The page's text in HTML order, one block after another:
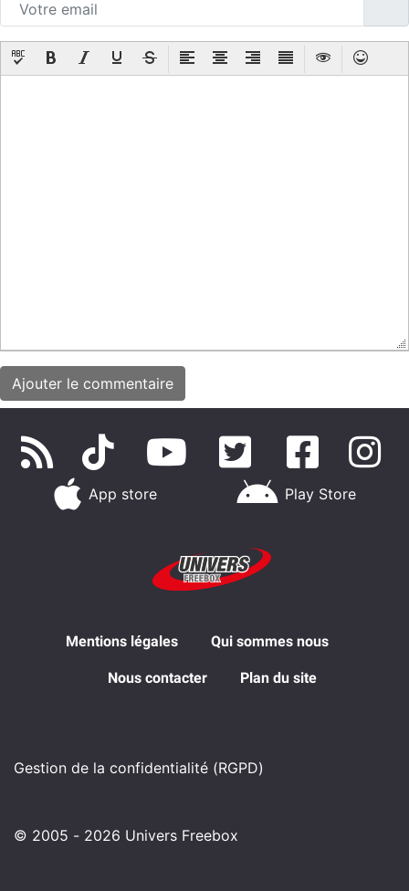
App store Play Store
Mentions légales Qui sommes nous
Nous contacter Plan du site
Gestion de la confidentialité (RGPD)
© 2005 - 2026 Univers Freebox